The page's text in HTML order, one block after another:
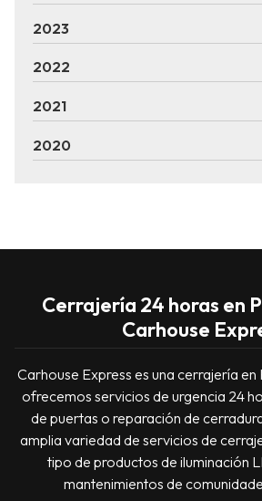
2023
2022
2021
2020
Cerrajería 24 horas en
Carhouse
Carhouse Express es una cerrajería en
ofrecemos servicios de urgencia 24
de puertas o reparación de
amplia variedad de servicios de
tipo de productos de iluminación
mantenimientos de